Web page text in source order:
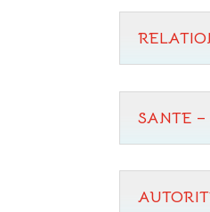
SANTE –